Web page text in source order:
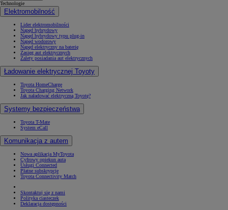
Technologie
Elektromobilność
Lider elektromobilności
Napęd hybrydowy
Napęd hybrydowy typu plug-in
Napęd wodorowy
Napęd elektryczny na baterię
Zasięg aut elektrycznych
Zalety posiadania aut elektrycznych
Ładowanie elektrycznej Toyoty
Toyota HomeCharge
Toyota Charging Network
Jak naładować elektryczną Toyotę?
Systemy bezpieczeństwa
Toyota T-Mate
System eCall
Komunikacja z autem
Nowa aplikacja MyToyota
Cyfrowy opiekun auta
Usługi Connected
Płatne subskrypcje
Toyota Connectivity Match
Skontaktuj się z nami
Polityka ciasteczek
Deklaracja dostępności